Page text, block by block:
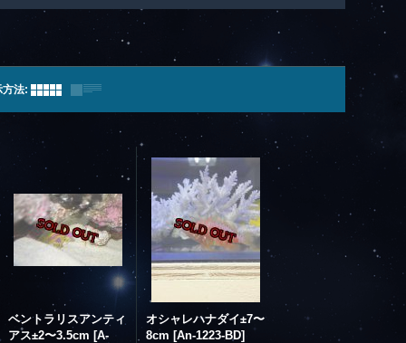
方法:
ベントラリスアンティ
アス±2〜3.5cm [A-
オシャレハナダイ±7〜
8cm [An-1223-BD]